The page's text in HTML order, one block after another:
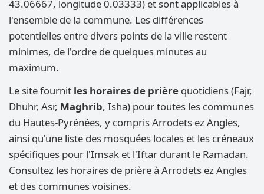
43.06667, longitude 0.03333) et sont applicables à
l'ensemble de la commune. Les différences
potentielles entre divers points de la ville restent
minimes, de l'ordre de quelques minutes au
maximum.
Le site fournit les horaires de prière quotidiens (Fajr,
Dhuhr, Asr, Maghrib, Isha) pour toutes les communes
du Hautes-Pyrénées, y compris Arrodets ez Angles,
ainsi qu'une liste des mosquées locales et les créneaux
spécifiques pour l'Imsak et l'Iftar durant le Ramadan.
Consultez les horaires de prière à Arrodets ez Angles
et des communes voisines.